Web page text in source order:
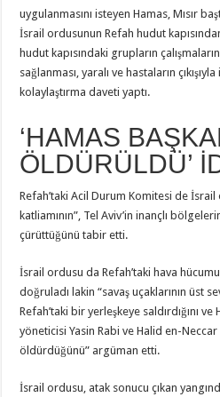
uygulanmasını isteyen Hamas, Mısır
İsrail ordusunun Refah hudut
hudut kapısındaki grupların
sağlanması, yaralı ve hastaların
kolaylaştırma daveti yaptı.
‘HAMAS
ÖLDÜRÜLDÜ’
Refah’taki Acil Durum Komitesi de
katliamının”, Tel Aviv’in inançlı
çürüttüğünü tabir etti.
İsrail ordusu da Refah’taki hava
doğruladı lakin “savaş uçaklarının üst
Refah’taki bir yerleşkeye saldırdığını ve
yöneticisi Yasin Rabi ve Halid en-
öldürdüğünü” argüman etti.
İsrail ordusu, atak sonucu çıkan